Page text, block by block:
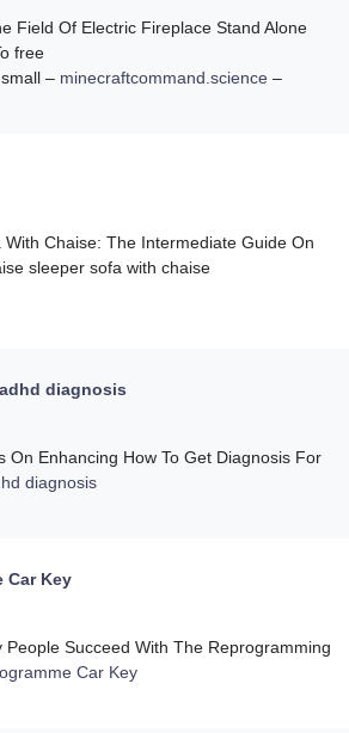
Field Of Electric Fireplace Stand Alone
free
– minecraftcommand.science –
With Chaise: The Intermediate Guide On
sleeper sofa with chaise
diagnosis
On Enhancing How To Get Diagnosis For
diagnosis
Car Key
People Succeed With The Reprogramming
Car Key